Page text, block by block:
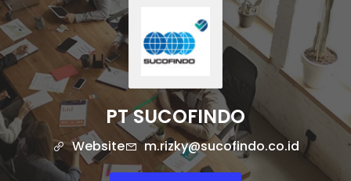
PT SUCOFINDO
Website m.rizky@sucofindo.co.id